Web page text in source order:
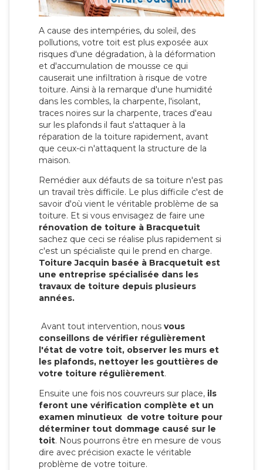
A cause des intempéries, du soleil, des
pollutions, votre toit est plus exposée aux
risques d'une dégradation, à la déformation
et d'accumulation de mousse ce qui
causerait une infiltration à risque de votre
toiture. Ainsi à la remarque d'une humidité
dans les combles, la charpente, l'isolant,
traces noires sur la charpente, traces d'eau
sur les plafonds il faut s'attaquer à la
réparation de la toiture rapidement, avant
que ceux-ci n'attaquent la structure de la
maison.
Remédier aux défauts de sa toiture n'est pas
un travail très difficile. Le plus difficile c'est de
savoir d'où vient le véritable problème de sa
toiture. Et si vous envisagez de faire une
rénovation de toiture à Bracquetuit
sachez que ceci se réalise plus rapidement si
c'est un spécialiste qui le prend en charge.
Toiture Jacquin basée à Bracquetuit est
une entreprise spécialisée dans les
travaux de toiture depuis plusieurs
années.
Avant tout intervention, nous vous
conseillons de vérifier régulièrement
l'état de votre toit, observer les murs et
les plafonds, nettoyer les gouttières de
votre toiture régulièrement.
Ensuite une fois nos couvreurs sur place, ils
feront une vérification complète et un
examen minutieux de votre toiture pour
déterminer tout dommage causé sur le
toit. Nous pourrons être en mesure de vous
dire avec précision exacte le véritable
problème de votre toiture.